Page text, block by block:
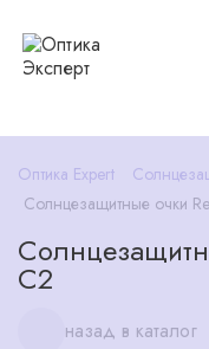
Оптика Expert
Солнцезащитные очки
C2
назад в каталог